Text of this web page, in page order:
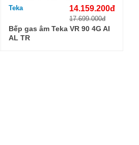
Teka 14.159.200đ
17.699.000đ
Bếp gas âm Teka VR 90 4G AI
AL TR